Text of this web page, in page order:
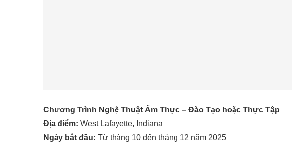
Chương Trình Nghệ Thuật Ẩm Thực – Đào Tạo hoặc Thực Tập
Địa điểm: West Lafayette, Indiana
Ngày bắt đầu: Từ tháng 10 đến tháng 12 năm 2025